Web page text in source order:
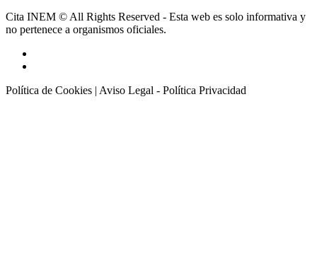
Cita INEM © All Rights Reserved - Esta web es solo informativa y
no pertenece a organismos oficiales.
Política de Cookies | Aviso Legal - Política Privacidad